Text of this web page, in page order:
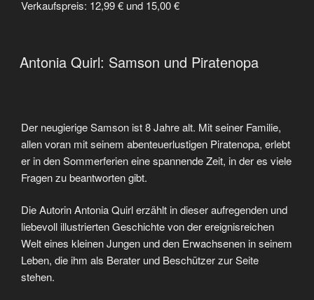
Verkaufspreis: 12,99 € und 15,00 €
VERÖFFENTLICHT
AM
Antonia Quirl: Samson und Piratenopa
Der neugierige Samson ist 8 Jahre alt. Mit seiner Familie,
allen voran mit seinem abenteuerlustigen Piratenopa, erlebt
er in den Sommerferien eine spannende Zeit, in der es viele
Fragen zu beantworten gibt.
Die Autorin Antonia Quirl erzählt in dieser aufregenden und
liebevoll illustrierten Geschichte von der ereignisreichen
Welt eines kleinen Jungen und den Erwachsenen in seinem
Leben, die ihm als Berater und Beschützer zur Seite
stehen.